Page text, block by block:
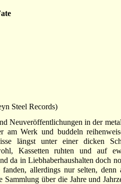
Steel Records)
Neuveröffentlichungen in der
am Werk und buddeln
längst unter einer dicken
Kassetten ruhten und auf
da in Liebhaberhaushalten doch
allerdings nur selten, denn
Sammlung über die Jahre und